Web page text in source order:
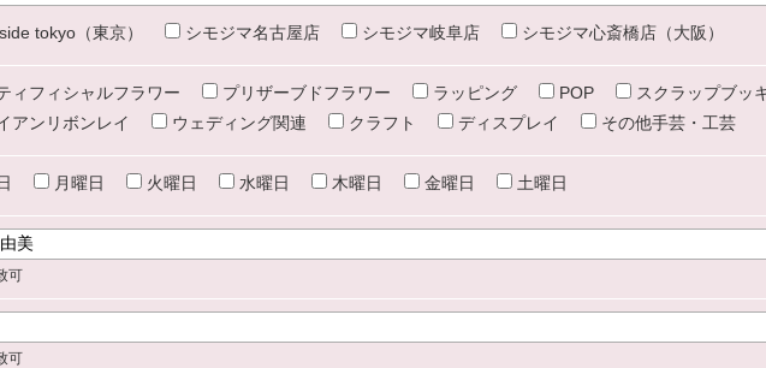
tokyo（東京） シモジマ名古屋店 シモジマ岐阜店 シモジマ心斎橋店（大阪）
ィフィシャルフラワー プリザーブドフラワー ラッピング POP
スクラップブッ
アンリボンレイ
ウェディング関連 クラフト ディスプレイ その他手芸・工芸
月曜日 火曜日 水曜日 木曜日 金曜日 土曜日
可
可